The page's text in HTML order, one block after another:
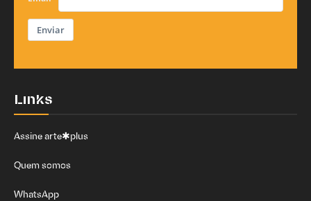
Enviar
Links
Assine arte✱plus
Quem somos
WhatsApp